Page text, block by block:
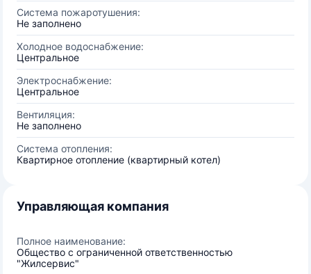
Система пожаротушения:
Не заполнено
Холодное водоснабжение:
Центральное
Электроснабжение:
Центральное
Вентиляция:
Не заполнено
Система отопления:
Квартирное отопление (квартирный котел)
Управляющая компания
Полное наименование:
Общество с ограниченной ответственностью
"Жилсервис"